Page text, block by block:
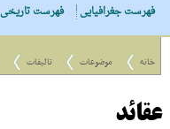
فهرست جغرافیایی
فهرست تاریخی
خانه موضوعات تالیفات
عقائد